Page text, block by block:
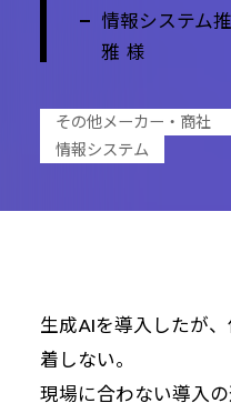
情報システム
雅 様
その他メーカー・商社
情報システム
生成AIを導入したが
着しない。
現場に合わない導入